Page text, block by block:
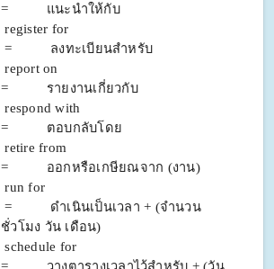
= แนะนำให้กับ
register for
= ลงทะเบียนสำหรับ
report on
= รายงานเกี่ยวกับ
respond with
= ตอบกลับโดย
retire from
= ออกหรือเกษียณจาก (งาน)
run for
= ดำเนินเป็นเวลา + (จำนวน
ชั่วโมง วัน เดือน)
schedule for